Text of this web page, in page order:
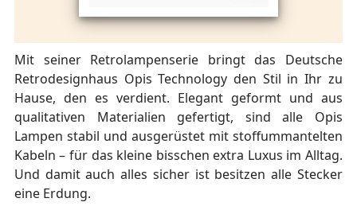
Mit seiner Retrolampenserie bringt das Deutsche
Retrodesignhaus Opis Technology den Stil in Ihr zu
Hause, den es verdient. Elegant geformt und aus
qualitativen Materialien gefertigt, sind alle Opis
Lampen stabil und ausgerüstet mit stoffummantelten
Kabeln – für das kleine bisschen extra Luxus im Alltag.
Und damit auch alles sicher ist besitzen alle Stecker
eine Erdung.